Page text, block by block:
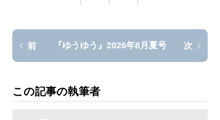
前 『ゆうゆう』2026年8月夏号 次
この記事の執筆者